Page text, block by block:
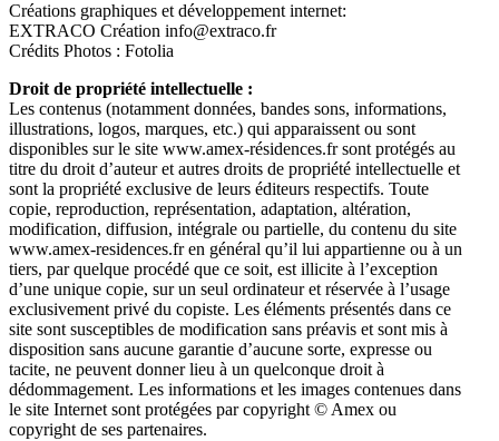
Créations graphiques et développement internet:
EXTRACO Création info@extraco.fr
Crédits Photos : Fotolia
Droit de propriété intellectuelle :
Les contenus (notamment données, bandes sons, informations,
illustrations, logos, marques, etc.) qui apparaissent ou sont
disponibles sur le site www.amex-résidences.fr sont protégés au
titre du droit d’auteur et autres droits de propriété intellectuelle et
sont la propriété exclusive de leurs éditeurs respectifs. Toute
copie, reproduction, représentation, adaptation, altération,
modification, diffusion, intégrale ou partielle, du contenu du site
www.amex-residences.fr en général qu’il lui appartienne ou à un
tiers, par quelque procédé que ce soit, est illicite à l’exception
d’une unique copie, sur un seul ordinateur et réservée à l’usage
exclusivement privé du copiste. Les éléments présentés dans ce
site sont susceptibles de modification sans préavis et sont mis à
disposition sans aucune garantie d’aucune sorte, expresse ou
tacite, ne peuvent donner lieu à un quelconque droit à
dédommagement. Les informations et les images contenues dans
le site Internet sont protégées par copyright © Amex ou
copyright de ses partenaires.